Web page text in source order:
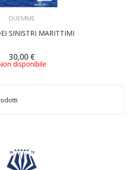
DUEMME
SINISTRI MARITTIMI
30,00 €
disponibile